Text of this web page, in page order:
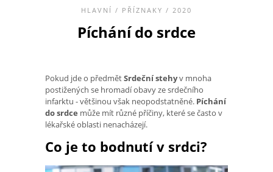
HLAVNÍ / PŘÍZNAKY / 2020
Píchání do srdce
Pokud jde o předmětSrdeční stehyv mnoha
postižených se hromadí obavy ze srdečního
infarktu - většinou však neopodstatněné. Píchání
do srdce může mít různé příčiny, které se často v
lékařské oblasti nenacházejí.
Co je to bodnutí v srdci?